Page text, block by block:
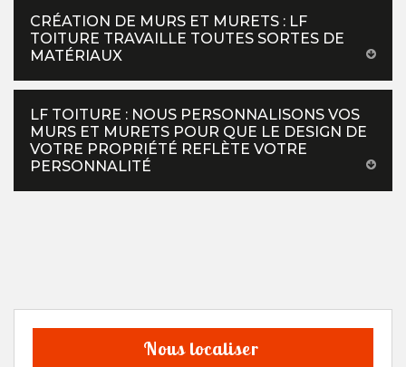
CRÉATION DE MURS ET MURETS : LF
TOITURE TRAVAILLE TOUTES SORTES DE
MATÉRIAUX
LF TOITURE : NOUS PERSONNALISONS VOS
MURS ET MURETS POUR QUE LE DESIGN DE
VOTRE PROPRIÉTÉ REFLÈTE VOTRE
PERSONNALITÉ
Nous localiser